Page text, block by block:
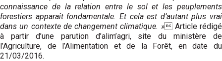
connaissance de la relation entre le sol et les peuplements
forestiers apparaît fondamentale. Et cela est d’autant plus vrai
dans un contexte de changement climatique. » Article rédigé
à partir d’une parution d’alim’agri, site du ministère de
l’Agriculture, de l’Alimentation et de la Forêt, en date du
21/03/2016.